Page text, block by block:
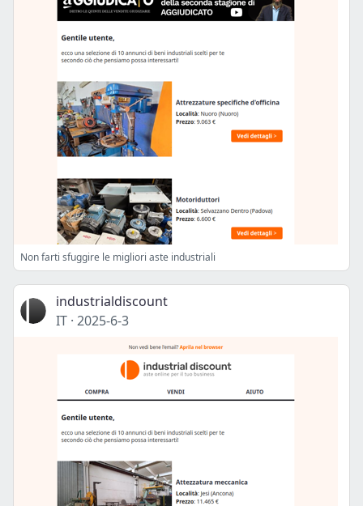
Non farti sfuggire le migliori aste industriali
industrialdiscount
IT · 2025-6-3